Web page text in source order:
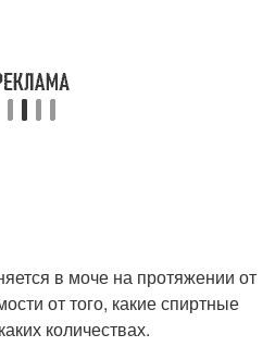
в моче на протяжении от
от того, какие спиртные
количествах.